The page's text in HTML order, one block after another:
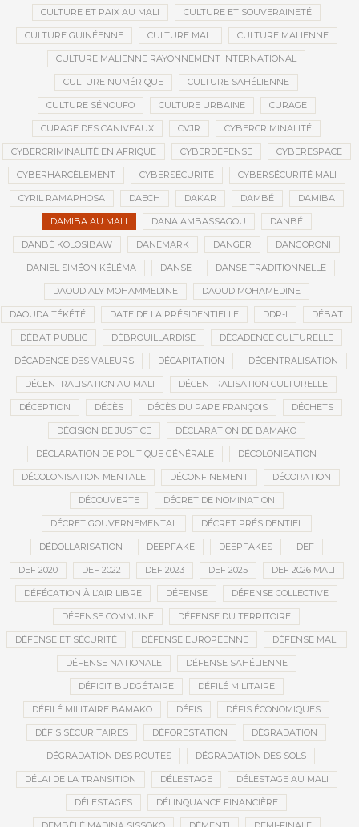
CULTURE ET PAIX AU MALI CULTURE ET SOUVERAINETÉ
CULTURE GUINÉENNE CULTURE MALI CULTURE MALIENNE
CULTURE MALIENNE RAYONNEMENT INTERNATIONAL
CULTURE NUMÉRIQUE CULTURE SAHÉLIENNE
CULTURE SÉNOUFO CULTURE URBAINE CURAGE
CURAGE DES CANIVEAUX CVJR CYBERCRIMINALITÉ
CYBERCRIMINALITÉ EN AFRIQUE CYBERDÉFENSE CYBERESPACE
CYBERHARCÈLEMENT CYBERSÉCURITÉ CYBERSÉCURITÉ MALI
CYRIL RAMAPHOSA DAECH DAKAR DAMBÉ DAMIBA
DAMIBA AU MALI DANA AMBASSAGOU DANBÉ
DANBÉ KOLOSIBAW DANEMARK DANGER DANGORONI
DANIEL SIMÉON KÉLÉMA DANSE DANSE TRADITIONNELLE
DAOUD ALY MOHAMMEDINE DAOUD MOHAMEDINE
DAOUDA TÉKÉTÉ DATE DE LA PRÉSIDENTIELLE DDR-I DÉBAT
DÉBAT PUBLIC DÉBROUILLARDISE DÉCADENCE CULTURELLE
DÉCADENCE DES VALEURS DÉCAPITATION DÉCENTRALISATION
DÉCENTRALISATION AU MALI DÉCENTRALISATION CULTURELLE
DÉCEPTION DÉCÈS DÉCÈS DU PAPE FRANÇOIS DÉCHETS
DÉCISION DE JUSTICE DÉCLARATION DE BAMAKO
DÉCLARATION DE POLITIQUE GÉNÉRALE DÉCOLONISATION
DÉCOLONISATION MENTALE DÉCONFINEMENT DÉCORATION
DÉCOUVERTE DÉCRET DE NOMINATION
DÉCRET GOUVERNEMENTAL DÉCRET PRÉSIDENTIEL
DÉDOLLARISATION DEEPFAKE DEEPFAKES DEF
DEF 2020 DEF 2022 DEF 2023 DEF 2025 DEF 2026 MALI
DÉFÉCATION À L’AIR LIBRE DÉFENSE DÉFENSE COLLECTIVE
DÉFENSE COMMUNE DÉFENSE DU TERRITOIRE
DÉFENSE ET SÉCURITÉ DÉFENSE EUROPÉENNE DÉFENSE MALI
DÉFENSE NATIONALE DÉFENSE SAHÉLIENNE
DÉFICIT BUDGÉTAIRE DÉFILÉ MILITAIRE
DÉFILÉ MILITAIRE BAMAKO DÉFIS DÉFIS ÉCONOMIQUES
DÉFIS SÉCURITAIRES DÉFORESTATION DÉGRADATION
DÉGRADATION DES ROUTES DÉGRADATION DES SOLS
DÉLAI DE LA TRANSITION DÉLESTAGE DÉLESTAGE AU MALI
DÉLESTAGES DÉLINQUANCE FINANCIÈRE